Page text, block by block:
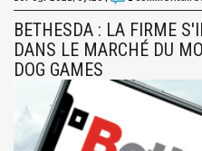
BETHESDA : LA FIRME
DANS LE MARCHÉ DU
DOG GAMES